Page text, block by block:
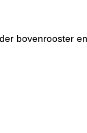
bovenrooster